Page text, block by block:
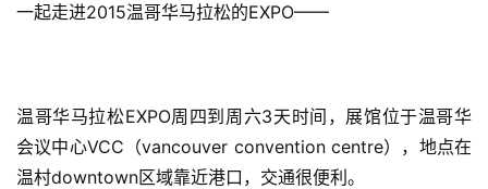
一起走进2015温哥华马拉松的EXPO——
温哥华马拉松EXPO周四到周六3天时间，展馆位于温哥华
会议中心VCC（vancouver convention centre），地点在
温村downtown区域靠近港口，交通很便利。